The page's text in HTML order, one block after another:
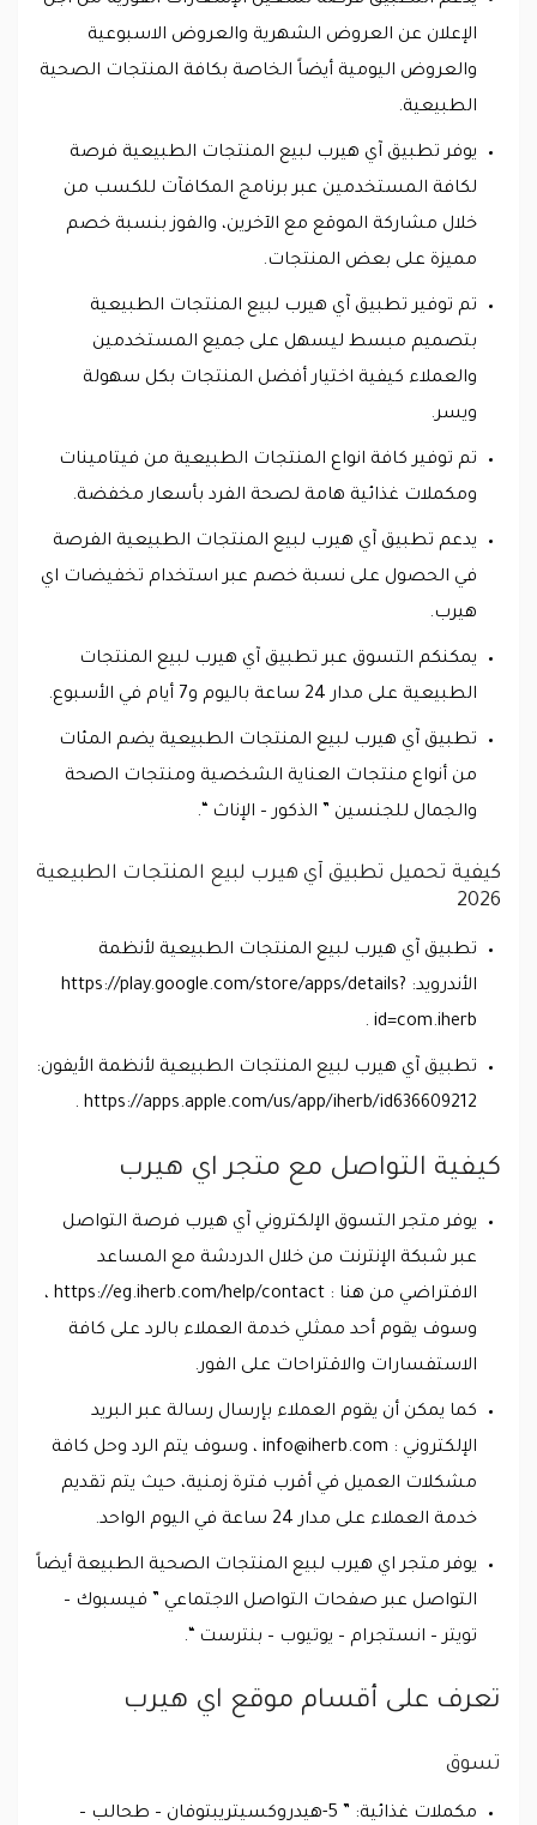
الإعلان عن العروض الشهرية والعروض الاسبوعية
والعروض اليومية أيضاً الخاصة بكافة المنتجات الصحية
الطبيعية.
يوفر تطبيق آي هيرب لبيع المنتجات الطبيعية فرصة
لكافة المستخدمين عبر برنامج المكافآت للكسب من
خلال مشاركة الموقع مع الآخرين، والفوز بنسبة خصم
مميزة على بعض المنتجات.
تم توفير تطبيق آي هيرب لبيع المنتجات الطبيعية
بتصميم مبسط ليسهل على جميع المستخدمين
والعملاء كيفية اختيار أفضل المنتجات بكل سهولة
ويسر.
تم توفير كافة انواع المنتجات الطبيعية من فيتامينات
ومكملات غذائية هامة لصحة الفرد بأسعار مخفضة.
يدعم تطبيق آي هيرب لبيع المنتجات الطبيعية الفرصة
في الحصول على نسبة خصم عبر استخدام تخفيضات اي
هيرب.
يمكنكم التسوق عبر تطبيق آي هيرب لبيع المنتجات
الطبيعية على مدار 24 ساعة باليوم و7 أيام في الأسبوع.
تطبيق آي هيرب لبيع المنتجات الطبيعية يضم المئات
من أنواع منتجات العناية الشخصية ومنتجات الصحة
والجمال للجنسين ” الذكور – الإناث “.
كيفية تحميل تطبيق آي هيرب لبيع المنتجات الطبيعية
2026
تطبيق آي هيرب لبيع المنتجات الطبيعية لأنظمة
الأندرويد: https://play.google.com/store/apps/details?
id=com.iherb .
تطبيق آي هيرب لبيع المنتجات الطبيعية لأنظمة الأيفون:
https://apps.apple.com/us/app/iherb/id636609212 .
كيفية التواصل مع متجر اي هيرب
يوفر متجر التسوق الإلكتروني آي هيرب فرصة التواصل
عبر شبكة الإنترنت من خلال الدردشة مع المساعد
الافتراضي من هنا : https://eg.iherb.com/help/contact ،
وسوف يقوم أحد ممثلي خدمة العملاء بالرد على كافة
الاستفسارات والاقتراحات على الفور.
كما يمكن أن يقوم العملاء بإرسال رسالة عبر البريد
الإلكتروني : info@iherb.com ، وسوف يتم الرد وحل كافة
مشكلات العميل في أقرب فترة زمنية، حيث يتم تقديم
خدمة العملاء على مدار 24 ساعة في اليوم الواحد.
يوفر متجر اي هيرب لبيع المنتجات الصحية الطبيعة أيضاً
التواصل عبر صفحات التواصل الاجتماعي ” فيسبوك –
تويتر – انستجرام – يوتيوب – بنترست “.
تعرف على أقسام موقع اي هيرب
تسوق
مكملات غذائية: ” 5-هيدروكسيتريبتوفان – طحالب –